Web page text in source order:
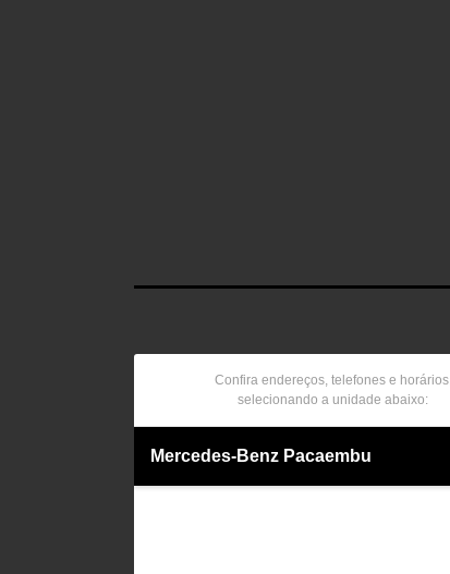
Confira endereços, telefones e horários,
selecionando a unidade abaixo:
Mercedes-Benz Pacaembu